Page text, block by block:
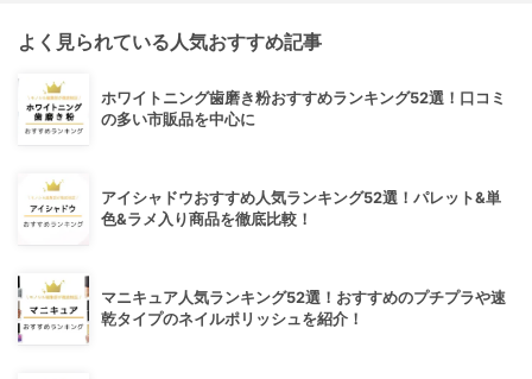
よく見られている人気おすすめ記事
ホワイトニング歯磨き粉おすすめランキング52選！口コミ
の多い市販品を中心に
アイシャドウおすすめ人気ランキング52選！パレット&単
色&ラメ入り商品を徹底比較！
マニキュア人気ランキング52選！おすすめのプチプラや速
乾タイプのネイルポリッシュを紹介！